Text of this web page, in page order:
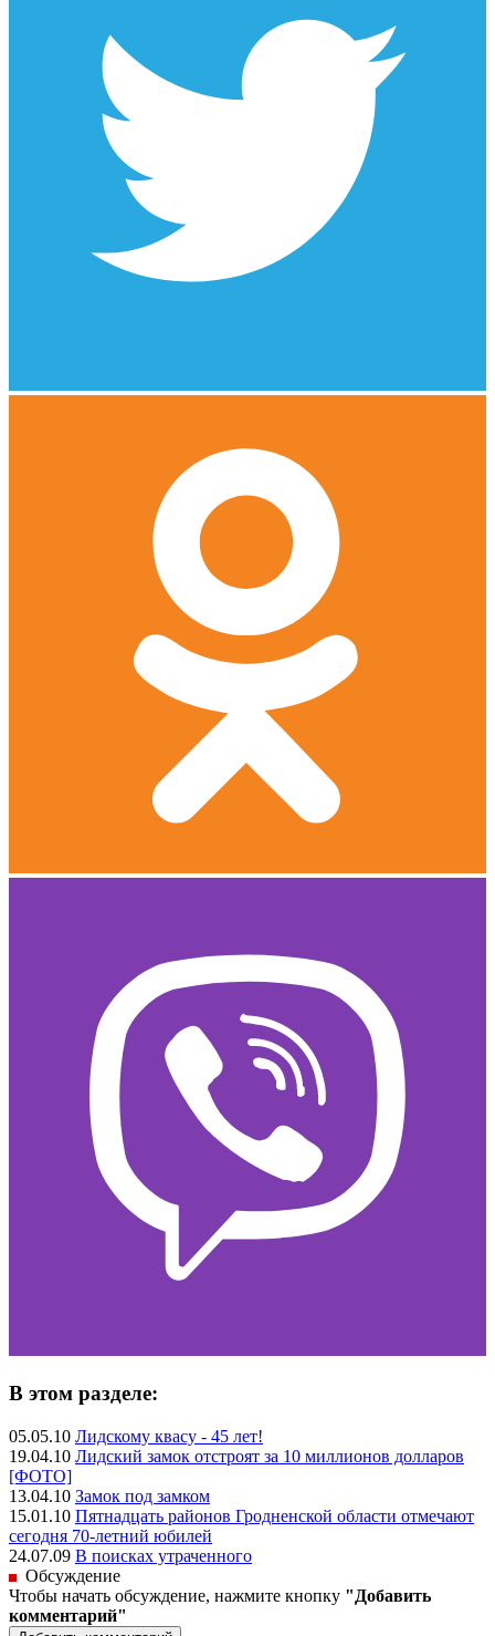
В этом разделе:
05.05.10 Лидскому квасу - 45 лет!
19.04.10 Лидский замок отстроят за 10 миллионов долларов
[ФОТО]
13.04.10 Замок под замком
15.01.10 Пятнадцать районов Гродненской области отмечают
сегодня 70-летний юбилей
24.07.09 В поисках утраченного
Обсуждение
Чтобы начать обсуждение, нажмите кнопку "Добавить
комментарий"